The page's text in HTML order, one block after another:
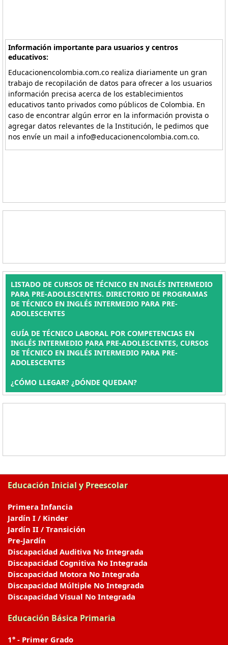
Información importante para usuarios y centros
educativos:
Educacionencolombia.com.co realiza diariamente un gran
trabajo de recopilación de datos para ofrecer a los usuarios
información precisa acerca de los establecimientos
educativos tanto privados como públicos de Colombia. En
caso de encontrar algún error en la información provista o
agregar datos relevantes de la Institución, le pedimos que
nos envíe un mail a info@educacionencolombia.com.co.
LISTADO DE CURSOS DE TÉCNICO EN INGLÉS INTERMEDIO
PARA PRE-ADOLESCENTES. DIRECTORIO DE PROGRAMAS
DE TÉCNICO EN INGLÉS INTERMEDIO PARA PRE-
ADOLESCENTES
GUÍA DE TÉCNICO LABORAL POR COMPETENCIAS EN
INGLÉS INTERMEDIO PARA PRE-ADOLESCENTES, CURSOS
DE TÉCNICO EN INGLÉS INTERMEDIO PARA PRE-
ADOLESCENTES
¿CÓMO LLEGAR? ¿DÓNDE QUEDAN?
Educación Inicial y Preescolar
Primera Infancia
Jardín I / Kinder
Jardín II / Transición
Pre-Jardín
Discapacidad Auditiva No Integrada
Discapacidad Cognitiva No Integrada
Discapacidad Motora No Integrada
Discapacidad Múltiple No Integrada
Discapacidad Visual No Integrada
Educación Básica Primaria
1° - Primer Grado